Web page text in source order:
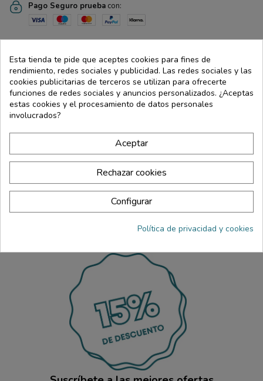
Pago Seguro prueba con:
Complemento alimenticio elaborado a base de especies vegetales.
Detalles de producto
Indicaciones
Esta tienda te pide que aceptes cookies para fines de
rendimiento, redes sociales y publicidad. Las redes sociales y las
cookies publicitarias de terceros se utilizan para ofrecerte
funciones de redes sociales y anuncios personalizados. ¿Aceptas
estas cookies y el procesamiento de datos personales
involucrados?
Aceptar
Rechazar cookies
Configurar
Política de privacidad y cookies